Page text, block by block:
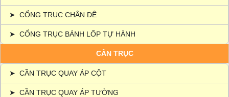
➤ CỔNG TRỤC CHÂN DÊ
➤ CỔNG TRỤC BÁNH LỐP TỰ HÀNH
CẦN TRỤC
➤ CẦN TRỤC QUAY ÁP CỘT
➤ CẦN TRỤC QUAY ÁP TƯỜNG